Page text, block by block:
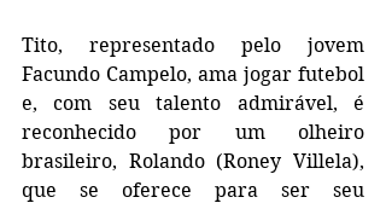
Tito, representado pelo jovem
Facundo Campelo, ama jogar futebol
e, com seu talento admirável, é
reconhecido por um olheiro
brasileiro, Rolando (Roney Villela),
que se oferece para ser seu